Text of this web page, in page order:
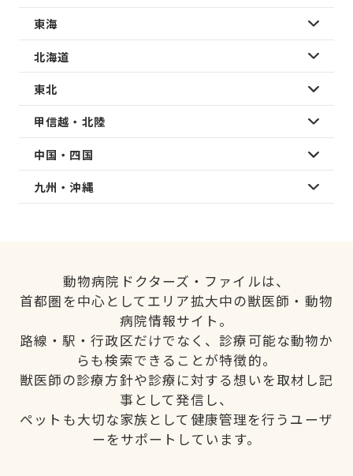
東海
北海道
東北
甲信越・北陸
中国・四国
九州・沖縄
動物病院ドクターズ・ファイルは、
首都圏を中心としてエリア拡大中の獣医師・動物
病院情報サイト。
路線・駅・行政区だけでなく、診療可能な動物か
らも検索できることが特徴的。
獣医師の診療方針や診療に対する想いを取材し記
事として発信し、
ペットも大切な家族として健康管理を行うユーザ
ーをサポートしています。